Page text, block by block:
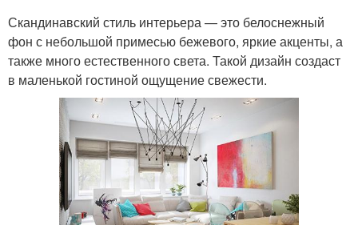
Скандинавский стиль интерьера — это белоснежный
фон с небольшой примесью бежевого, яркие акценты, а
также много естественного света. Такой дизайн создаст
в маленькой гостиной ощущение свежести.